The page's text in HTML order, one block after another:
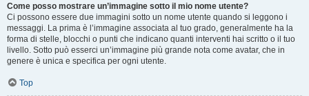
Come posso mostrare un’immagine sotto il mio nome utente?
Ci possono essere due immagini sotto un nome utente quando si leggono i
messaggi. La prima è l’immagine associata al tuo grado, generalmente ha la
forma di stelle, blocchi o punti che indicano quanti interventi hai scritto o il tuo
livello. Sotto può esserci un’immagine più grande nota come avatar, che in
genere è unica e specifica per ogni utente.
Top